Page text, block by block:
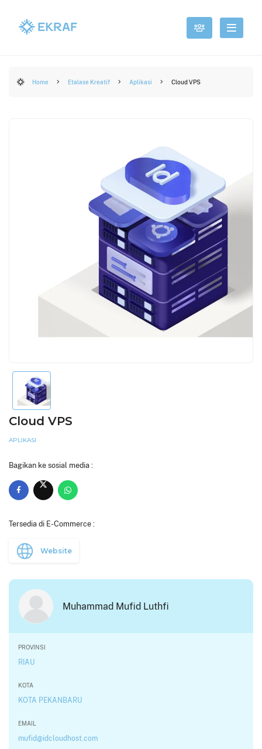
Home Etalase Kreatif Aplikasi Cloud VPS
Cloud VPS
APLIKASI
Bagikan ke sosial media :
Tersedia di E-Commerce :
Website
Muhammad Mufid Luthfi
PROVINSI
RIAU
KOTA
KOTA PEKANBARU
EMAIL
mufid@idcloudhost.com